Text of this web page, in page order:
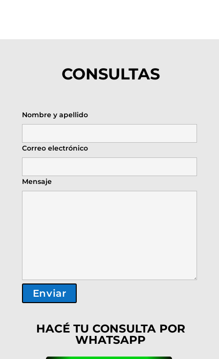
CONSULTAS
Nombre y apellido
Correo electrónico
Mensaje
HACÉ TU CONSULTA POR
WHATSAPP